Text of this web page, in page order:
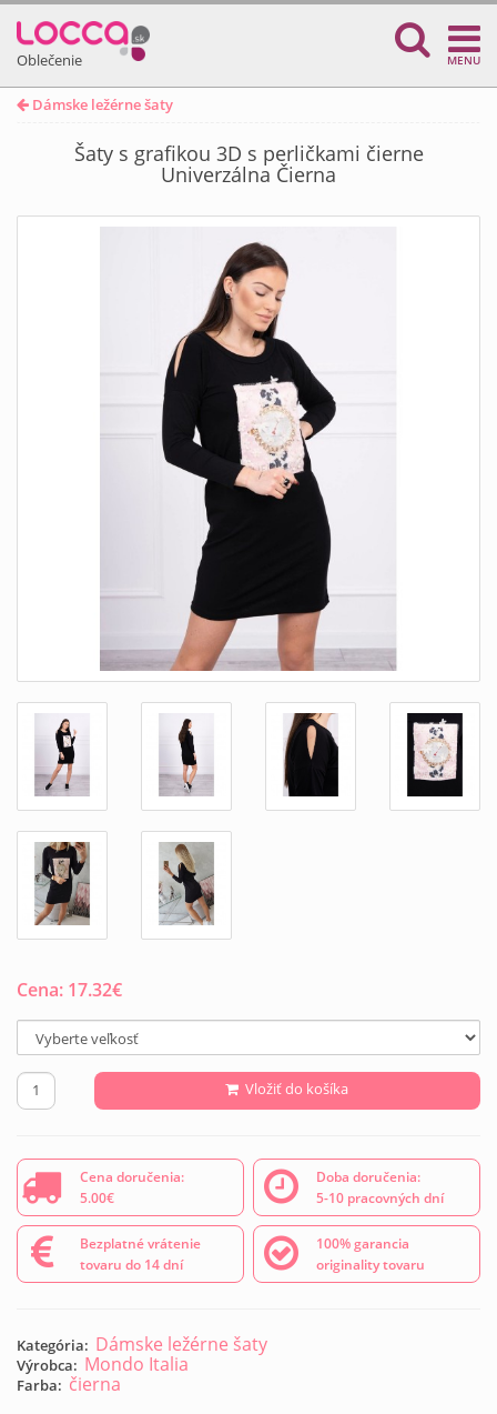
Oblečenie MENU
Dámske ležérne šaty
Šaty s grafikou 3D s perličkami čierne
Univerzálna Čierna
Cena: 17.32€
Vložiť do košíka
Cena doručenia:
5.00€
Doba doručenia:
5-10 pracovných dní
Bezplatné vrátenie
tovaru do 14 dní
100% garancia
originality tovaru
Kategória: Dámske ležérne šaty
Výrobca: Mondo Italia
Farba: čierna